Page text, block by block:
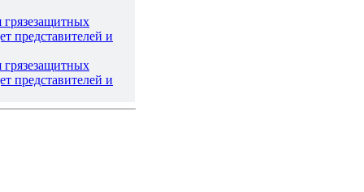
грязезащитных
представителей и
грязезащитных
представителей и